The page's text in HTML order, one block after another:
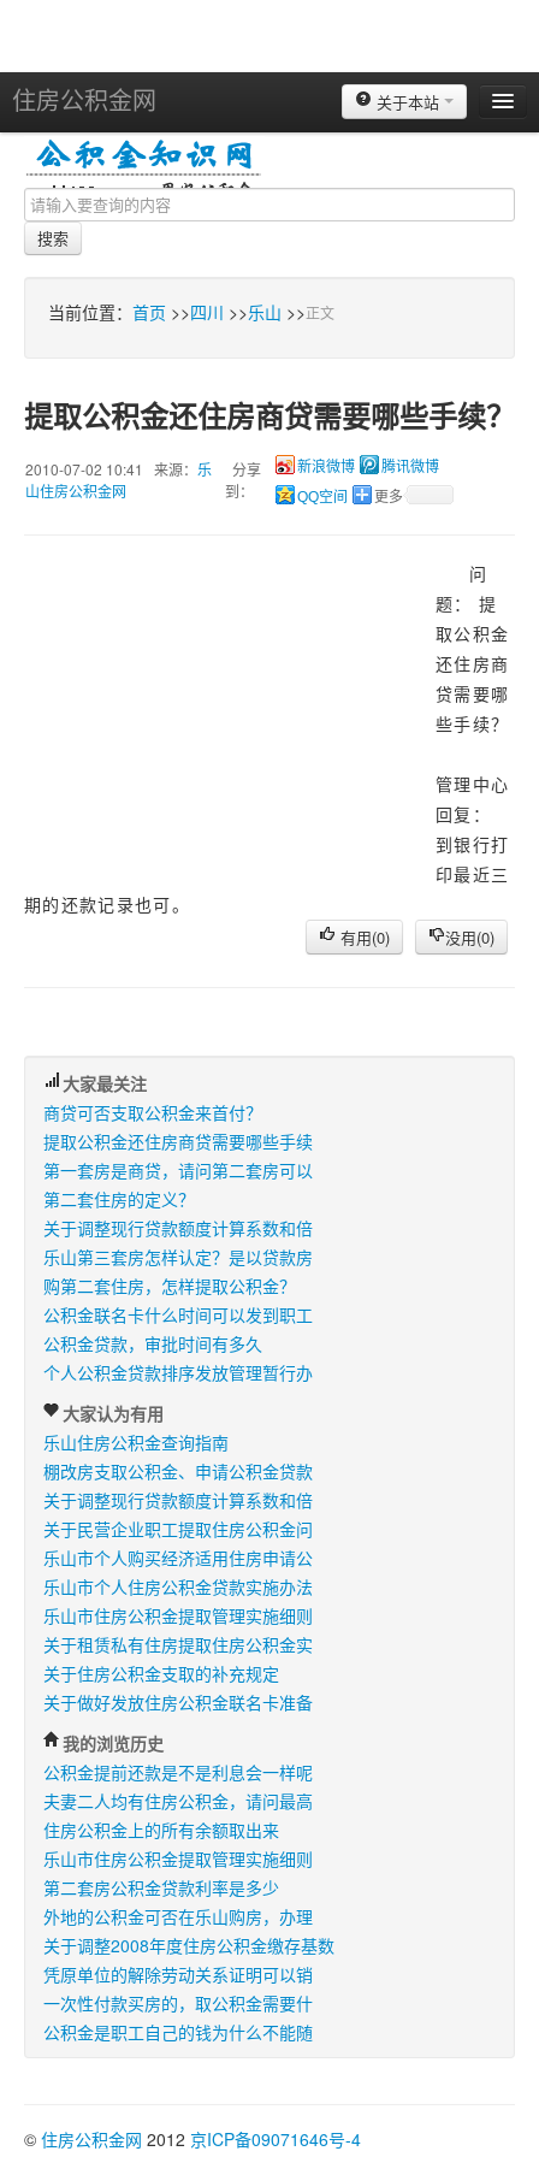
住房公积金网 关于本站
北京
上海
天津
苏州
深圳
杭州
宁波
搜索
当前位置： 首页 >>四川 >>乐山 >>正文
提取公积金还住房商贷需要哪些手续？
2010-07-02 10:41 来源： 乐
山住房公积金网
分享
到：
新浪微博
腾讯微博
QQ空间
更多
问
题： 提
取公积金
还住房商
贷需要哪
些手续？
管理中心
回复：
到银行打
印最近三
期的还款记录也可。
有用(0) 没用(0)
大家最关注
商贷可否支取公积金来首付？
提取公积金还住房商贷需要哪些手续
第一套房是商贷，请问第二套房可以
第二套住房的定义？
关于调整现行贷款额度计算系数和倍
乐山第三套房怎样认定？是以贷款房
购第二套住房，怎样提取公积金？
公积金联名卡什么时间可以发到职工
公积金贷款，审批时间有多久
个人公积金贷款排序发放管理暂行办
大家认为有用
乐山住房公积金查询指南
棚改房支取公积金、申请公积金贷款
关于调整现行贷款额度计算系数和倍
关于民营企业职工提取住房公积金问
乐山市个人购买经济适用住房申请公
乐山市个人住房公积金贷款实施办法
乐山市住房公积金提取管理实施细则
关于租赁私有住房提取住房公积金实
关于住房公积金支取的补充规定
关于做好发放住房公积金联名卡准备
我的浏览历史
公积金提前还款是不是利息会一样呢
夫妻二人均有住房公积金，请问最高
住房公积金上的所有余额取出来
乐山市住房公积金提取管理实施细则
第二套房公积金贷款利率是多少
外地的公积金可否在乐山购房，办理
关于调整2008年度住房公积金缴存基数
凭原单位的解除劳动关系证明可以销
一次性付款买房的，取公积金需要什
公积金是职工自己的钱为什么不能随
© 住房公积金网 2012 京ICP备09071646号-4